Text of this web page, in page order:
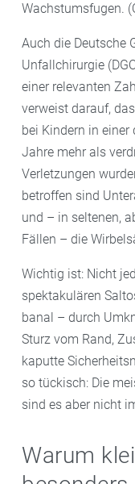
Wachstumsfugen.
Auch die Deutsche
Unfallchirurgie
einer relevanten
verweist darauf,
bei Kindern in
Jahre mehr als
Verletzungen
betroffen sind
und – in seltenen,
Fällen – die
Wichtig ist: Nicht
spektakulären
banal – durch
Sturz vom Rand,
kaputte
so tückisch: Die
sind es aber nicht
Warum